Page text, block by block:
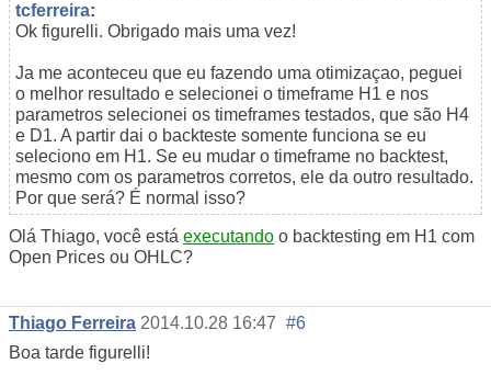
tcferreira:
Ok figurelli. Obrigado mais uma vez!
Ja me aconteceu que eu fazendo uma otimizaçao, peguei
o melhor resultado e selecionei o timeframe H1 e nos
parametros selecionei os timeframes testados, que são H4
e D1. A partir dai o backteste somente funciona se eu
seleciono em H1. Se eu mudar o timeframe no backtest,
mesmo com os parametros corretos, ele da outro resultado.
Por que será? É normal isso?
Olá Thiago, você está executando o backtesting em H1 com
Open Prices ou OHLC?
Thiago Ferreira 2014.10.28 16:47 #6
Boa tarde figurelli!